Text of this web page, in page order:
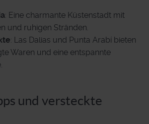
: Eine charmante Küstenstadt mit
und ruhigen Stränden.
: Las Dalias und Punta Arabí bieten
Waren und eine entspannte
und versteckte